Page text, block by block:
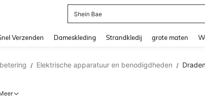
Bikini Dames
Verzenden Dameskleding Strandkledij grote maten
/ Elektrische apparatuur en benodigdheden /